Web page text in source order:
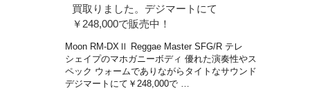
買取りました。デジマートにて
￥248,000で販売中！
Moon RM-DXⅡ Reggae Master SFG/R テレ
シェイプのマホガニーボディ 優れた演奏性やス
ペック ウォームでありながらタイトなサウンド
デジマートにて￥248,000で …